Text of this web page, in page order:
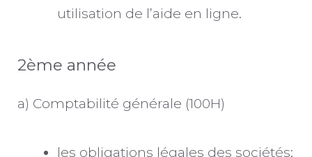
utilisation de l’aide en ligne.
2ème année
a) Comptabilité générale (100H)
les obligations légales des sociétés;